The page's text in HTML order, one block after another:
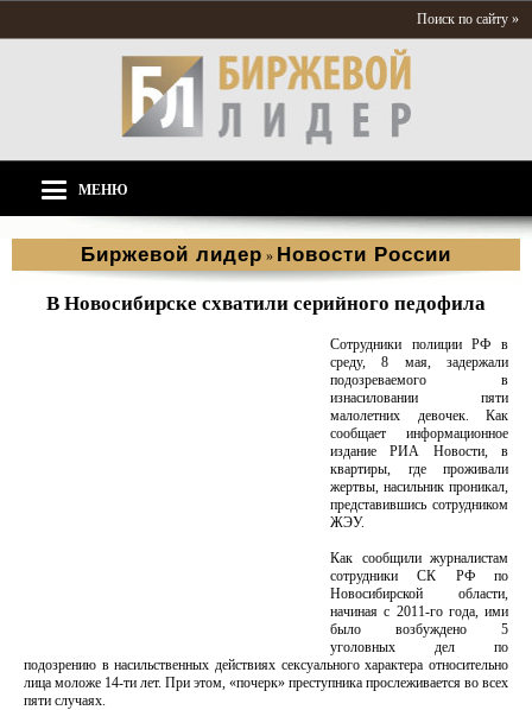
Поиск по сайту »
МЕНЮ
Биржевой лидер » Новости России
В Новосибирске схватили серийного педофила
Сотрудники полиции РФ в
среду, 8 мая, задержали
подозреваемого в
изнасиловании пяти
малолетних девочек. Как
сообщает информационное
издание РИА Новости, в
квартиры, где проживали
жертвы, насильник проникал,
представившись сотрудником
ЖЭУ.
Как сообщили журналистам
сотрудники СК РФ по
Новосибирской области,
начиная с 2011-го года, ими
было возбуждено 5
уголовных дел по
подозрению в насильственных действиях сексуального характера относительно
лица моложе 14-ти лет. При этом, «почерк» преступника прослеживается во всех
пяти случаях.